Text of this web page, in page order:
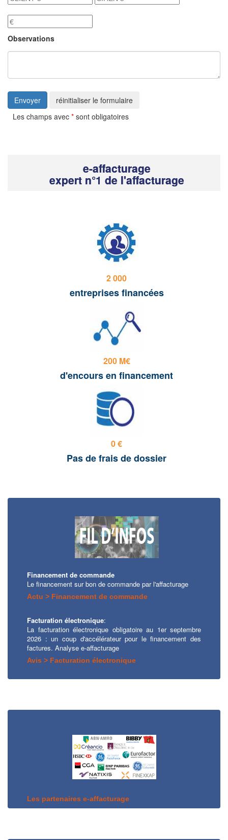
Observations
Envoyer
réinitialiser le formulaire
Les champs avec * sont obligatoires
e-affacturage
expert n°1 de l'affacturage
2 000
entreprises financées
200 M€
d'encours en financement
0 €
Pas de frais de dossier
Financement de commande
Le financement sur bon de commande par l'affacturage
Actu > Financement de commande
Facturation électronique:
La facturation électronique obligatoire au 1er septembre
2026 : un coup d'accélérateur pour le financement des
factures. Analyse e-affacturage
Avis > Facturation électronique
Les partenaires e-affacturage